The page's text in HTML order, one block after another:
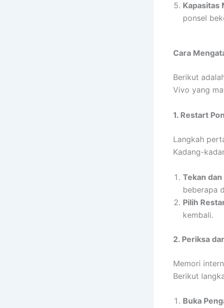
Kapasitas
ponsel
Cara
Berikut
Vivo yang
1. Restart
Langkah
Kadang-
Tekan
beberapa
Pilih
kembali.
2. Periksa
Memori
Berikut
Buka